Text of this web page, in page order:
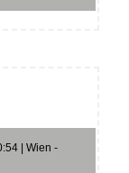
| Wien -